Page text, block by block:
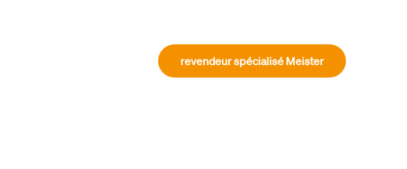
revendeur spécialisé Meister